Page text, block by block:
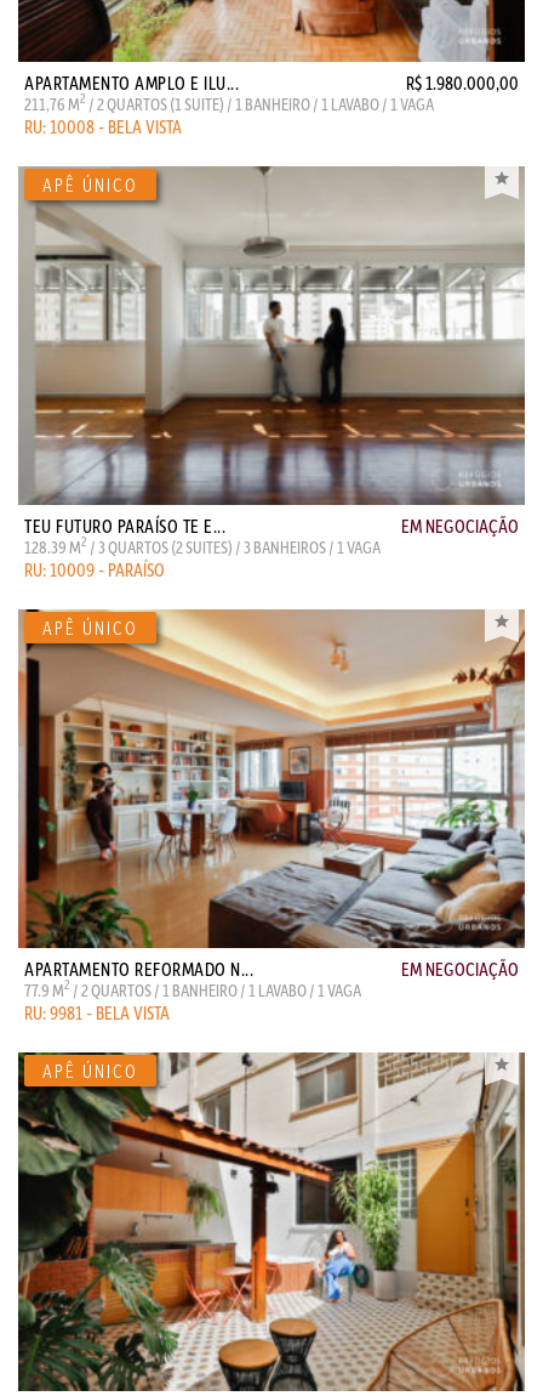
APARTAMENTO AMPLO E ILU... R$ 1.980.000,00
211,76 M2 / 2 QUARTOS (1 SUITE) / 1 BANHEIRO / 1 LAVABO / 1 VAGA
RU: 10008 - BELA VISTA
TEU FUTURO PARAÍSO TE E... EM NEGOCIAÇÃO
128.39 M2 / 3 QUARTOS (2 SUITES) / 3 BANHEIROS / 1 VAGA
RU: 10009 - PARAÍSO
APARTAMENTO REFORMADO N... EM NEGOCIAÇÃO
77.9 M2 / 2 QUARTOS / 1 BANHEIRO / 1 LAVABO / 1 VAGA
RU: 9981 - BELA VISTA